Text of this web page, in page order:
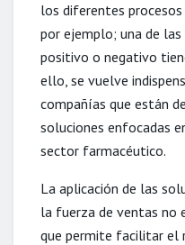
los diferentes
por ejemplo; una de
positivo o negativo
ello, se vuelve
compañías que están
soluciones enfocadas
sector farmacéutico.
La aplicación de las
la fuerza de ventas no
que permite facilitar el